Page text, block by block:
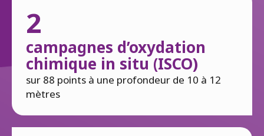
2
campagnes d’oxydation
chimique in situ (ISCO)
sur 88 points à une profondeur de 10 à 12
mètres